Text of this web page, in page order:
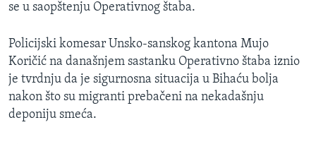
se u saopštenju Operativnog štaba.
Policijski komesar Unsko-sanskog kantona Mujo
Koričić na današnjem sastanku Operativno štaba iznio
je tvrdnju da je sigurnosna situacija u Bihaću bolja
nakon što su migranti prebačeni na nekadašnju
deponiju smeća.